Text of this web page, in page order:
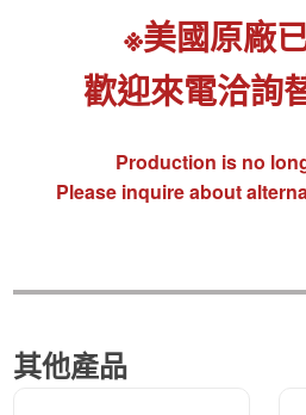
※美國原廠
歡迎來電洽詢
Production is no
Please inquire about
其他產品